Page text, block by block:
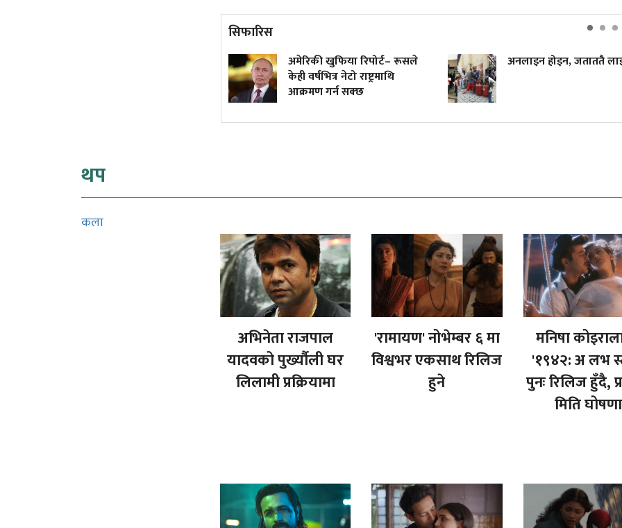
सिफारिस
अमेरिकी खुफिया रिपोर्ट– रूसले
केही वर्षभित्र नेटो राष्ट्रमाथि
आक्रमण गर्न सक्छ
अनलाइन होइन, जताततै
थप
कला
अभिनेता राजपाल
यादवको पुर्ख्यौली घर
लिलामी प्रक्रियामा
'रामायण' नोभेम्बर ६ मा
विश्वभर एकसाथ रिलिज
हुने
मनिषा
'१९४२: अ लभ
पुनः रिलिज हुँदै,
मिति घोषणा